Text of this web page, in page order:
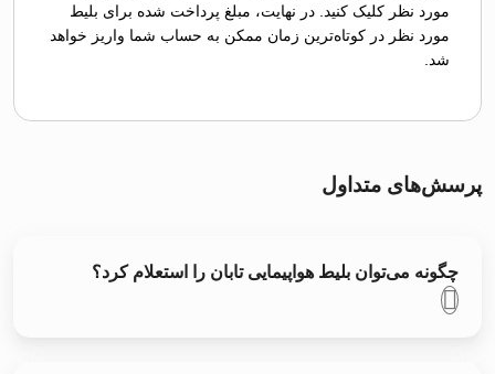
مورد نظر کلیک کنید. در نهایت، مبلغ پرداخت شده برای بلیط
مورد نظر در کوتاه‌ترین زمان ممکن به حساب شما واریز خواهد
شد.
پرسش‌های متداول
چگونه می‌توان بلیط هواپیمایی تابان را استعلام کرد؟